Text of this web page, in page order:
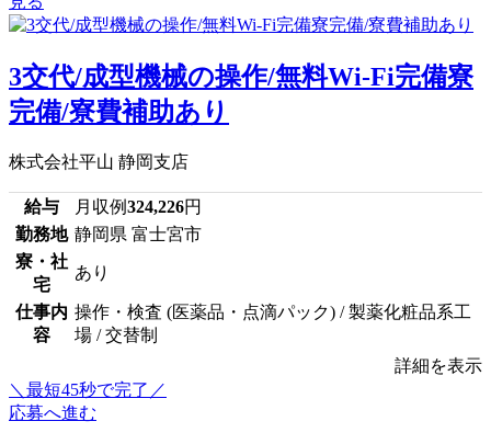
3交代/成型機械の操作/無料Wi-Fi完備寮
完備/寮費補助あり
株式会社平山 静岡支店
給与 月収例324,226円
勤務地 静岡県 富士宮市
寮・社
宅
あり
仕事内
容
操作・検査 (医薬品・点滴パック) / 製薬化粧品系工
場 / 交替制
詳細を表示
＼最短45秒で完了／
応募へ進む